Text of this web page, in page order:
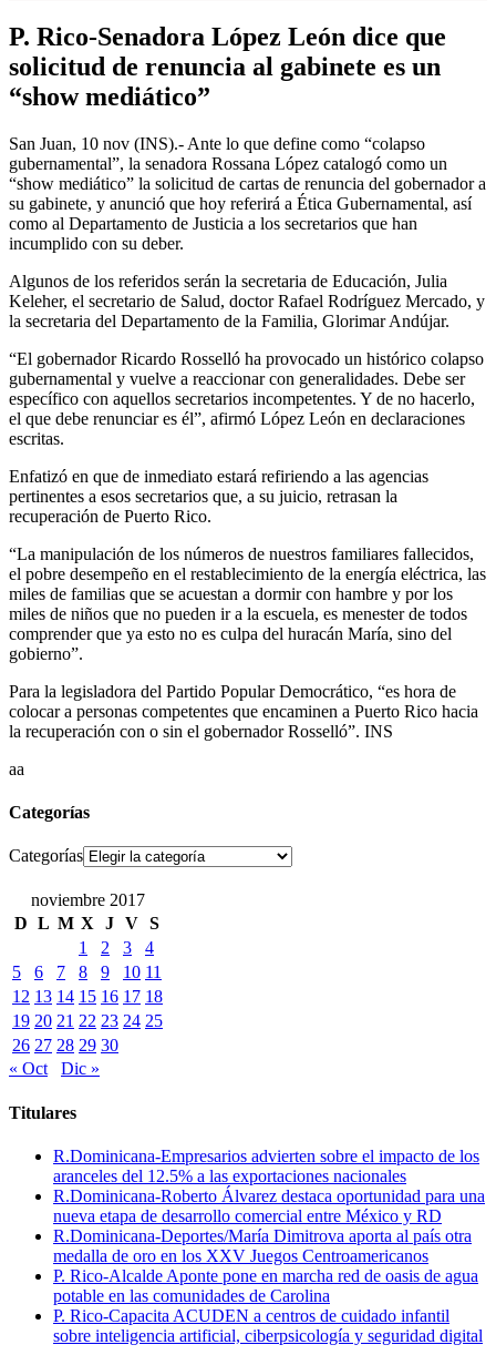
P. Rico-Senadora López León dice que
solicitud de renuncia al gabinete es un
“show mediático”
San Juan, 10 nov (INS).- Ante lo que define como “colapso
gubernamental”, la senadora Rossana López catalogó como un
“show mediático” la solicitud de cartas de renuncia del gobernador a
su gabinete, y anunció que hoy referirá a Ética Gubernamental, así
como al Departamento de Justicia a los secretarios que han
incumplido con su deber.
Algunos de los referidos serán la secretaria de Educación, Julia
Keleher, el secretario de Salud, doctor Rafael Rodríguez Mercado, y
la secretaria del Departamento de la Familia, Glorimar Andújar.
“El gobernador Ricardo Rosselló ha provocado un histórico colapso
gubernamental y vuelve a reaccionar con generalidades. Debe ser
específico con aquellos secretarios incompetentes. Y de no hacerlo,
el que debe renunciar es él”, afirmó López León en declaraciones
escritas.
Enfatizó en que de inmediato estará refiriendo a las agencias
pertinentes a esos secretarios que, a su juicio, retrasan la
recuperación de Puerto Rico.
“La manipulación de los números de nuestros familiares fallecidos,
el pobre desempeño en el restablecimiento de la energía eléctrica, las
miles de familias que se acuestan a dormir con hambre y por los
miles de niños que no pueden ir a la escuela, es menester de todos
comprender que ya esto no es culpa del huracán María, sino del
gobierno”.
Para la legisladora del Partido Popular Democrático, “es hora de
colocar a personas competentes que encaminen a Puerto Rico hacia
la recuperación con o sin el gobernador Rosselló”. INS
aa
Categorías
Categorías
noviembre 2017
D L M X J V S
1
2 3
4
5
6 7 8 9 10 11
12 13 14 15 16 17 18
19 20 21 22 23 24 25
26 27 28 29 30
« Oct
Dic »
Titulares
R.Dominicana-Empresarios advierten sobre el impacto de los
aranceles del 12.5% a las exportaciones nacionales
R.Dominicana-Roberto Álvarez destaca oportunidad para una
nueva etapa de desarrollo comercial entre México y RD
R.Dominicana-Deportes/María Dimitrova aporta al país otra
medalla de oro en los XXV Juegos Centroamericanos
P. Rico-Alcalde Aponte pone en marcha red de oasis de agua
potable en las comunidades de Carolina
P. Rico-Capacita ACUDEN a centros de cuidado infantil
sobre inteligencia artificial, ciberpsicología y seguridad digital